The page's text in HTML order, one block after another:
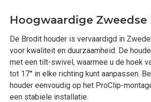
Hoogwaardige
De Brodit houder is vervaardigd in
voor kwaliteit en duurzaamheid. De
met een tilt-swivel, waarmee u de hoek
tot 17° in elke richting kunt aanpassen.
houder eenvoudig op het ProClip-
een stabiele installatie.